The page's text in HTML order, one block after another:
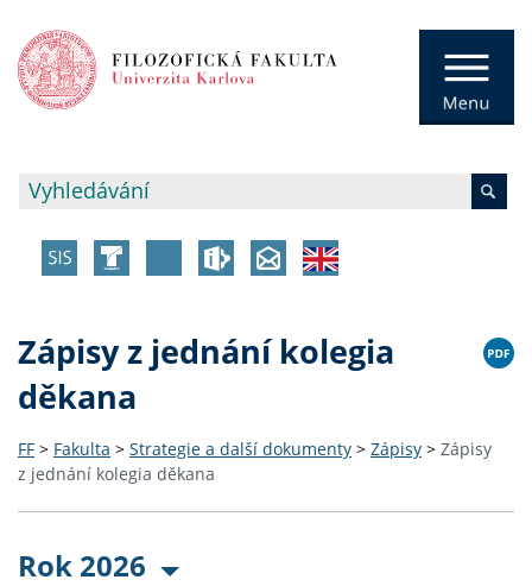
Zápisy z jednání kolegia
děkana
FF > Fakulta > Strategie a další dokumenty > Zápisy > Zápisy
z jednání kolegia děkana
Rok 2026